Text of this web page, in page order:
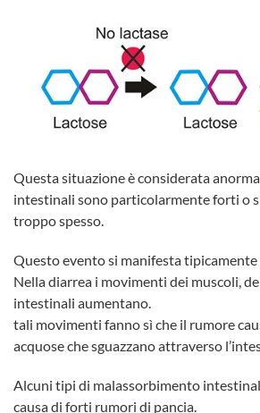
Questa situazione è considerata
intestinali sono particolarmente forti o
troppo spesso.
Questo evento si manifesta tipicamente
Nella diarrea i movimenti dei muscoli,
intestinali aumentano.
tali movimenti fanno sì che il rumore
acquose che sguazzano attraverso
Alcuni tipi di malassorbimento
causa di forti rumori di pancia.